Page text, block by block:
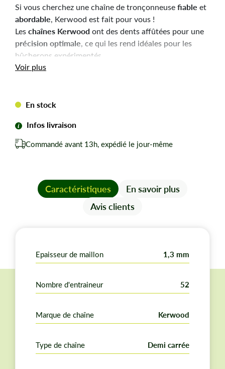
Si vous cherchez une chaîne de tronçonneusefiable et
abordable, Kerwood est fait pour vous !
Leschaînes Kerwoodont des dents affûtées pour une
précision optimale, ce qui les rend idéales pour les
bûcherons expérimentés.
Durabilité
Chaîne 52 entraineurs (maillons) epaisseur de 1,3mm
en pas de 3/8"LP de marque Kerwood, pour
Voir plus
En stock
Infos livraison
Commandé avant 13h, expédié le jour-même
Caractéristiques
En savoir plus
Avis clients
Epaisseur de maillon 1,3 mm
Nombre d'entraineur 52
Marque de chaîne Kerwood
Type de chaîne Demi carrée